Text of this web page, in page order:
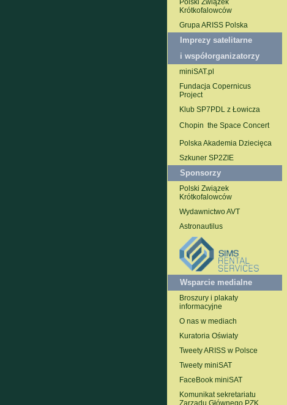
Polski Związek
Krótkofalowców
Grupa ARISS Polska
Imprezy satelitarne
i współorganizatorzy
miniSAT.pl
Fundacja Copernicus
Project
Klub SP7PDL z Łowicza
Chopin  the Space Concert
Polska Akademia Dziecięca
Szkuner SP2ZIE
Sponsorzy
Polski Związek
Krótkofalowców
Wydawnictwo AVT
Astronautilus
Wsparcie medialne
Broszury i plakaty
informacyjne
O nas w mediach
Kuratoria Oświaty
Tweety ARISS w Polsce
Tweety miniSAT
FaceBook miniSAT
Komunikat sekretariatu
Zarządu Głównego PZK